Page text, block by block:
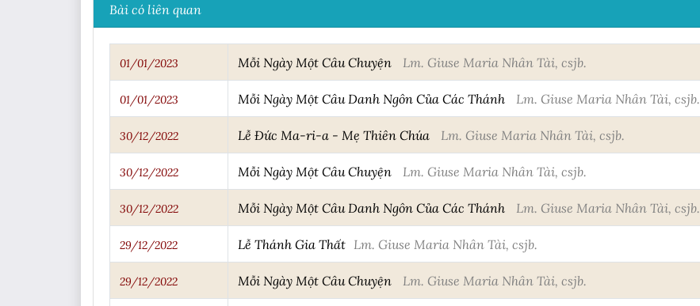
Bài có liên quan
01/01/2023 Mỗi Ngày Một Câu Chuyện Lm. Giuse Maria Nhân Tài, csjb.
01/01/2023 Mỗi Ngày Một Câu Danh Ngôn Của Các Thánh Lm. Giuse Maria Nhân Tài, csjb.
30/12/2022 Lễ Đức Ma-ri-a - Mẹ Thiên Chúa Lm. Giuse Maria Nhân Tài, csjb.
30/12/2022 Mỗi Ngày Một Câu Chuyện Lm. Giuse Maria Nhân Tài, csjb.
30/12/2022 Mỗi Ngày Một Câu Danh Ngôn Của Các Thánh Lm. Giuse Maria Nhân Tài, csjb.
29/12/2022 Lễ Thánh Gia Thất Lm. Giuse Maria Nhân Tài, csjb.
29/12/2022 Mỗi Ngày Một Câu Chuyện Lm. Giuse Maria Nhân Tài, csjb.